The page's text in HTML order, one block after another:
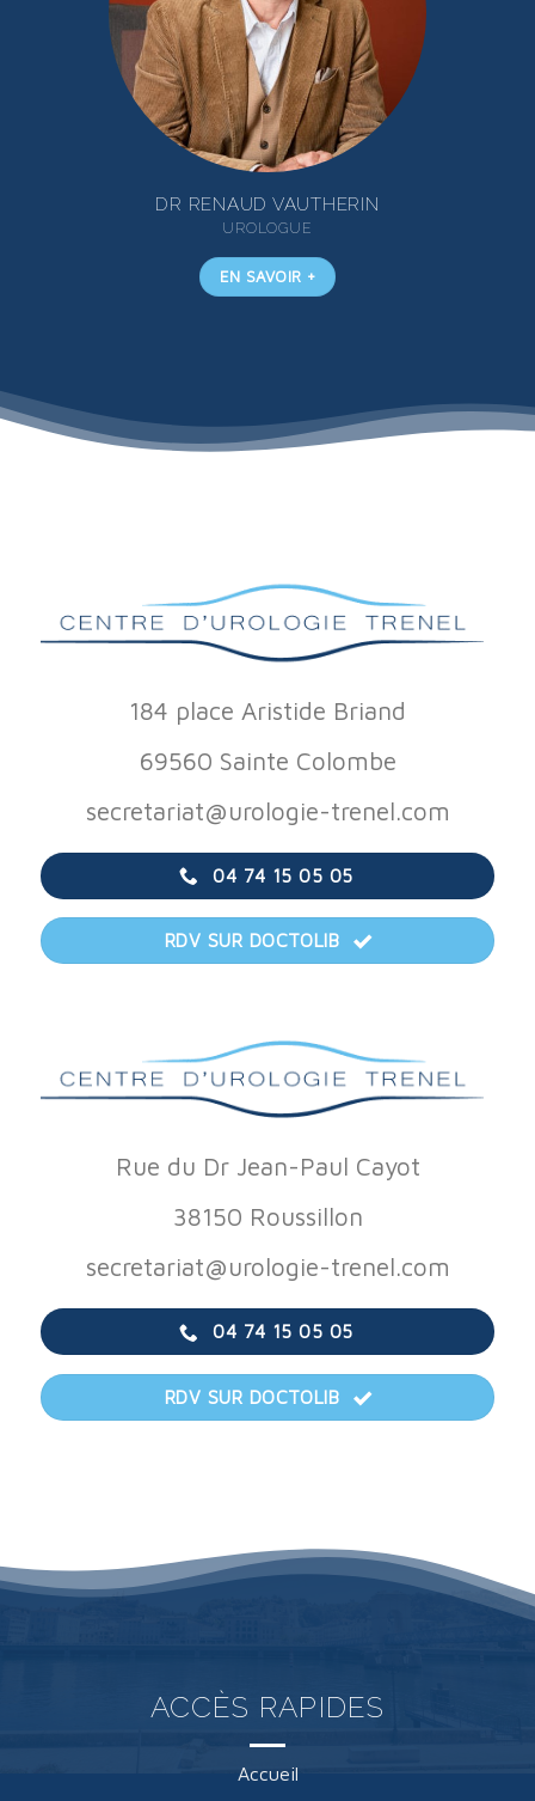
DR RENAUD VAUTHERIN
UROLOGUE
EN SAVOIR +
184 place Aristide Briand
69560 Sainte Colombe
secretariat@urologie-trenel.com
04 74 15 05 05
RDV SUR DOCTOLIB
Rue du Dr Jean-Paul Cayot
38150 Roussillon
secretariat@urologie-trenel.com
04 74 15 05 05
RDV SUR DOCTOLIB
ACCÈS RAPIDES
Accueil